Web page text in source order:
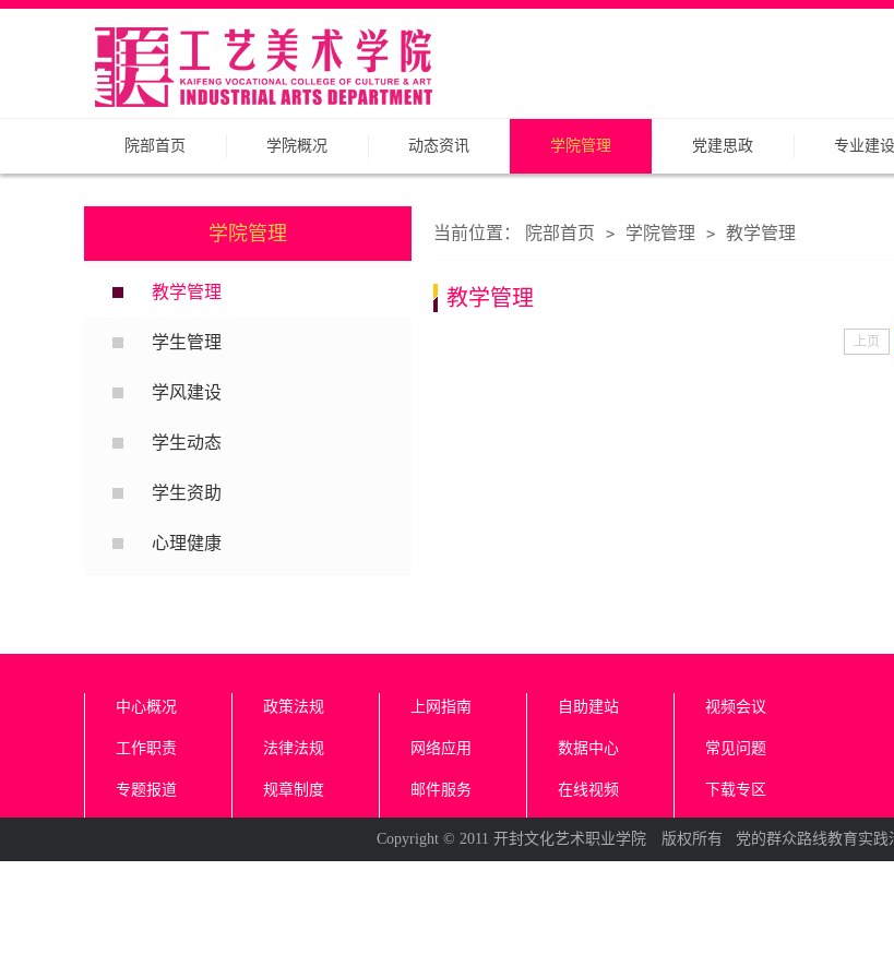
院部首页 学院概况 动态资讯 学院管理 党建思政 专业建设
学院管理
教学管理
学生管理
学风建设
学生动态
学生资助
心理健康
当前位置： 院部首页 > 学院管理 > 教学管理
教学管理
上页
中心概况
工作职责
专题报道
政策法规
法律法规
规章制度
上网指南
网络应用
邮件服务
自助建站
数据中心
在线视频
视频会议
常见问题
下载专区
Copyright © 2011 开封文化艺术职业学院 版权所有 党的群众路线教育实践